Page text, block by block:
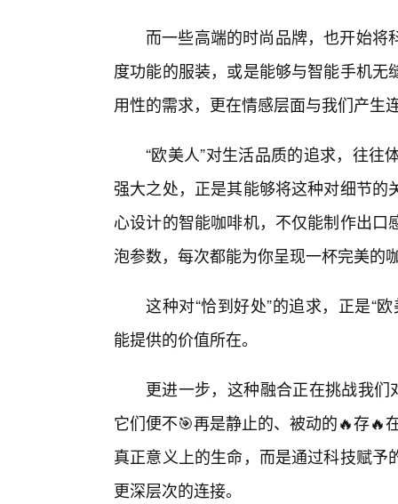
而一些高端的时尚品牌，也开始
度功能的服装，或是能够与智能手机
用性的需求，更在情感层面与我们产生
“欧美人”对生活品质的追求，往往
强大之处，正是其能够将这种对细节
心设计的智能咖啡机，不仅能制作出
泡参数，每次都能为你呈现一杯完美的
这种对“恰到好处”的追求，正是“
能提供的价值所在。
更进一步，这种融合正在挑战我们
它们便不🎯再是静止的、被动的🔥存🔥
真正意义上的生命，而是通过科技赋
更深层次的连接。